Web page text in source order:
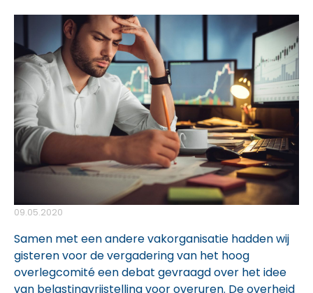
09.05.2020
Samen met een andere vakorganisatie hadden wij
gisteren voor de vergadering van het hoog
overlegcomité een debat gevraagd over het idee
van belastingvrijstelling voor overuren. De overheid